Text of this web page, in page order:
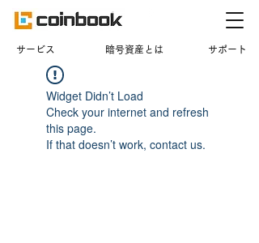
​サービス 暗号資産とは サポート
Widget Didn’t Load
Check your internet and refresh
this page.
If that doesn’t work, contact us.